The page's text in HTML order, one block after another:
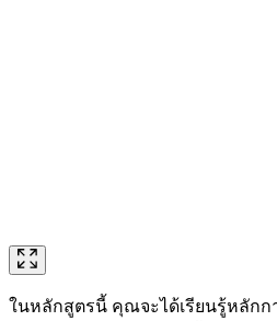
ในหลักสูตรนี้ คุณจะได้เรียนรู้หลักกา